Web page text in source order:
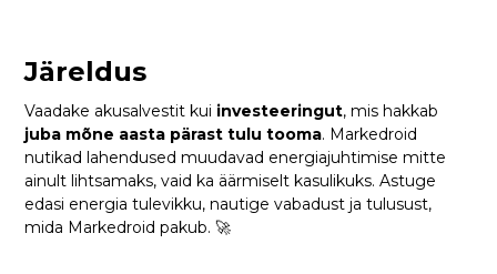
Järeldus
Vaadake akusalvestit kui investeeringut, mis hakkab
juba mõne aasta pärast tulu tooma. Markedroid
nutikad lahendused muudavad energiajuhtimise mitte
ainult lihtsamaks, vaid ka äärmiselt kasulikuks. Astuge
edasi energia tulevikku, nautige vabadust ja tulusust,
mida Markedroid pakub. 🚀